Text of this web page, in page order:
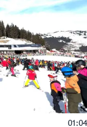
01:04